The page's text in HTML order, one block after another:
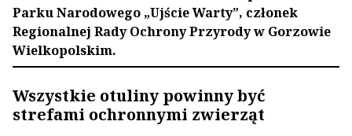
Parku Narodowego „Ujście Warty”, członek
Regionalnej Rady Ochrony Przyrody w Gorzowie
Wielkopolskim.
Wszystkie otuliny powinny być
strefami ochronnymi zwierząt